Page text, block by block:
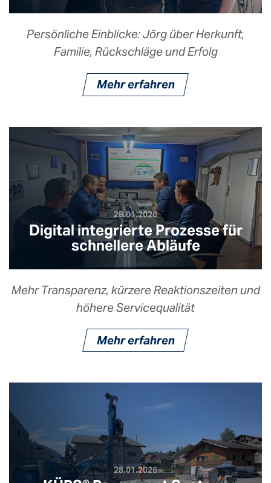
Persönliche Einblicke: Jörg über Herkunft,
Familie, Rückschläge und Erfolg
Mehr erfahren
28.01.2026
Digital integrierte Prozesse für
schnellere Abläufe
Mehr Transparenz, kürzere Reaktionszeiten und
höhere Servicequalität
Mehr erfahren
28.01.2026